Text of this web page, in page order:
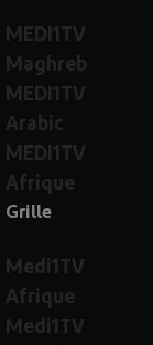
MEDI1TV
Maghreb
MEDI1TV
Arabic
MEDI1TV
Afrique
Grille
Medi1TV
Afrique
Medi1TV